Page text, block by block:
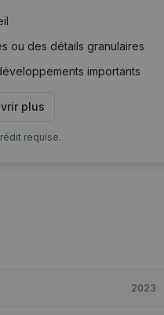
ou des détails granulaires
importants
plus
requise.
2023